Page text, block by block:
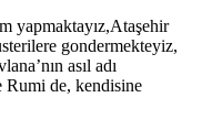
yapmaktayız,Ataşehir
gondermekteyiz,
asıl adı
Rumi de, kendisine